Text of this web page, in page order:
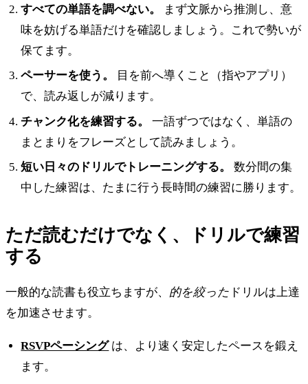
すべての単語を調べない。
まず文脈から推測し、意
味を妨げる単語だけを確認しましょう。これで勢いが
保てます。
ペーサーを使う。
目を前へ導くこと（指やアプリ）
で、読み返しが減ります。
チャンク化を練習する。
一語ずつではなく、単語の
まとまりをフレーズとして読みましょう。
短い日々のドリルでトレーニングする。
数分間の集
中した練習は、たまに行う長時間の練習に勝ります。
ただ読むだけでなく、ドリルで練習
する
一般的な読書も役立ちますが、 的を絞った ドリルは上達
を加速させます。
RSVPペーシングは、より速く安定したペースを鍛え
ます。